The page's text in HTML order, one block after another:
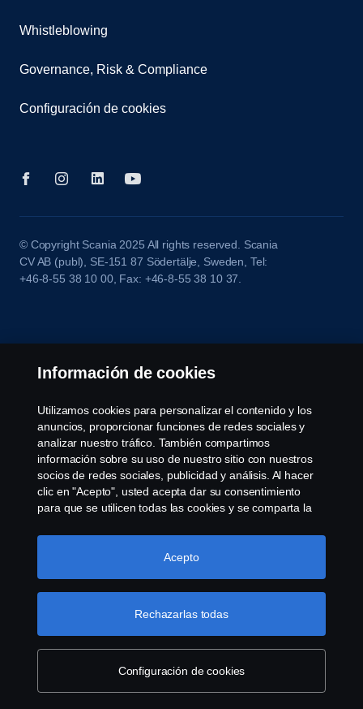
Whistleblowing
Governance, Risk & Compliance
Configuración de cookies
© Copyright Scania 2025 All rights reserved. Scania
CV AB (publ), SE-151 87 Södertälje, Sweden, Tel:
+46-8-55 38 10 00, Fax: +46-8-55 38 10 37.
Información de cookies
Utilizamos cookies para personalizar el contenido y los
anuncios, proporcionar funciones de redes sociales y
analizar nuestro tráfico. También compartimos
información sobre su uso de nuestro sitio con nuestros
socios de redes sociales, publicidad y análisis. Al hacer
clic en "Acepto", usted acepta dar su consentimiento
para que se utilicen todas las cookies y se comparta la
haciendo clic en "Configuración de cookies" y
seleccionando las categorías que desea aceptar. Para
Más información sobre su privacidad
Configuración de cookies
Rechazarlas todas
Acepto